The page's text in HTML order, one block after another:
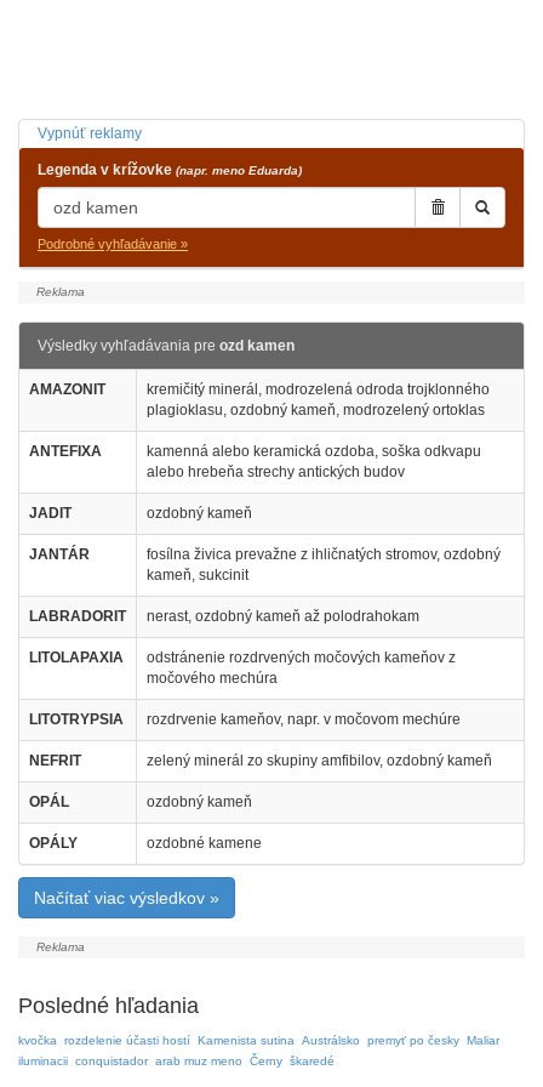
Vypnúť reklamy
Legenda v krížovke (napr. meno Eduarda)
Podrobné vyhľadávanie »
Výsledky vyhľadávania pre ozd kamen
AMAZONIT
kremičitý minerál, modrozelená odroda trojklonného
plagioklasu, ozdobný kameň, modrozelený ortoklas
ANTEFIXA
kamenná alebo keramická ozdoba, soška odkvapu
alebo hrebeňa strechy antických budov
JADIT ozdobný kameň
JANTÁR
fosílna živica prevažne z ihličnatých stromov, ozdobný
kameň, sukcinit
LABRADORIT nerast, ozdobný kameň až polodrahokam
LITOLAPAXIA
odstránenie rozdrvených močových kameňov z
močového mechúra
LITOTRYPSIA rozdrvenie kameňov, napr. v močovom mechúre
NEFRIT zelený minerál zo skupiny amfibilov, ozdobný kameň
OPÁL ozdobný kameň
OPÁLY ozdobné kamene
Načítať viac výsledkov »
Posledné hľadania
kvočka rozdelenie účasti hostí Kamenista sutina Austrálsko premyť po česky Maliar
iluminacii conquistador arab muz meno Černy škaredé